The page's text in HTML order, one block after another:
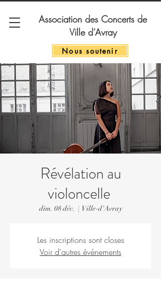
Association des Concerts de
Ville d’Avray
Nous soutenir
Révélation au
violoncelle
dim. 08 déc.
  |
Ville-d'Avray
Les inscriptions sont closes
Voir d'autres événements